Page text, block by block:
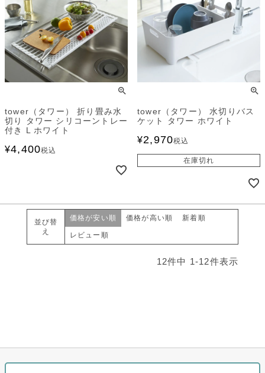
tower（タワー） 折り畳み水
切り タワー シリコーントレー
付き L ホワイト
¥4,400税込
tower（タワー） 水切りバス
ケット タワー ホワイト
¥2,970税込
在庫切れ
並び替
え
価格が安い順 価格が高い順 新着順
レビュー順
12件中 1 -12件表示